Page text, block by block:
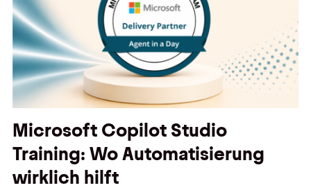
Microsoft Copilot Studio
Training: Wo Automatisierung
wirklich hilft